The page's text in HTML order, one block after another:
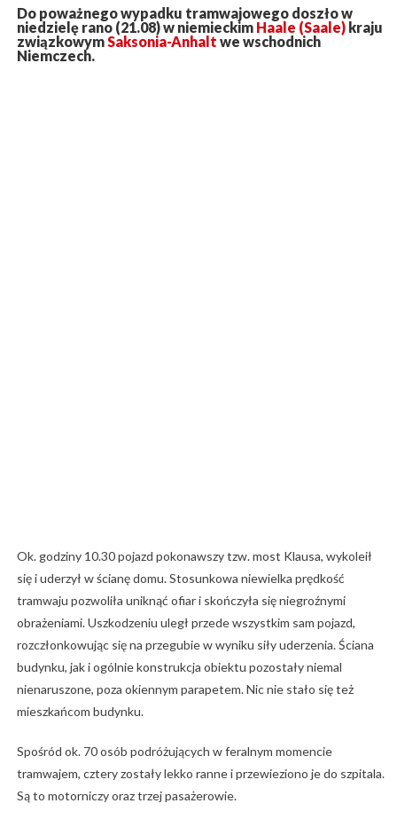
Do poważnego wypadku tramwajowego doszło w
niedzielę rano (21.08) w niemieckim Haale (Saale)kraju
związkowymSaksonia-Anhalt we wschodnich
Niemczech.
Ok. godziny 10.30 pojazd pokonawszy tzw. most Klausa, wykoleił
się i uderzył w ścianę domu. Stosunkowa niewielka prędkość
tramwaju pozwoliła uniknąć ofiar i skończyła się niegroźnymi
obrażeniami. Uszkodzeniu uległ przede wszystkim sam pojazd,
rozczłonkowując się na przegubie w wyniku siły uderzenia. Ściana
budynku, jak i ogólnie konstrukcja obiektu pozostały niemal
nienaruszone, poza okiennym parapetem. Nic nie stało się też
mieszkańcom budynku.
Spośród ok. 70 osób podróżujących w feralnym momencie
tramwajem, cztery zostały lekko ranne i przewieziono je do szpitala.
Są to motorniczy oraz trzej pasażerowie.